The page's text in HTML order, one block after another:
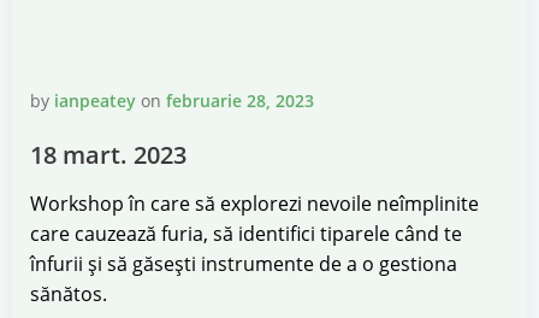
by ianpeatey on februarie 28, 2023
18 mart. 2023
Workshop în care să explorezi nevoile neîmplinite
care cauzează furia, să identifici tiparele când te
înfurii și să găsești instrumente de a o gestiona
sănătos.